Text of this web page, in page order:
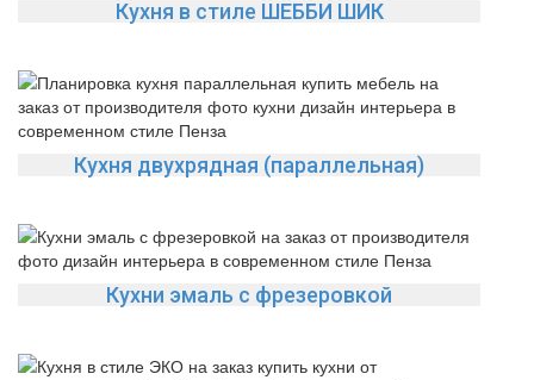
Кухня в стиле ШЕББИ ШИК
Кухня двухрядная (параллельная)
Кухни эмаль с фрезеровкой